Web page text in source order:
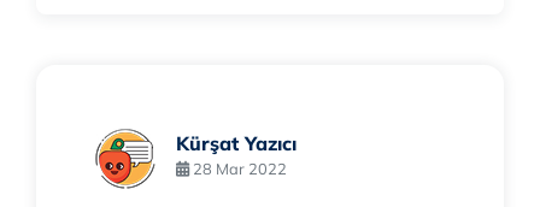
Kürşat Yazıcı
28 Mar 2022